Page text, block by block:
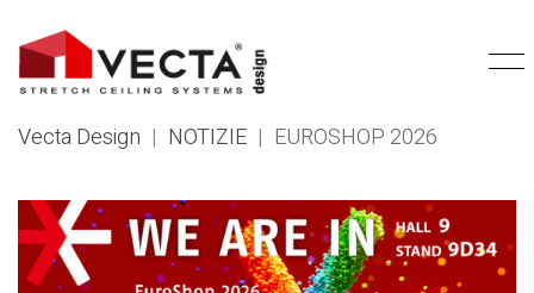
Vecta Design | NOTIZIE | EUROSHOP 2026